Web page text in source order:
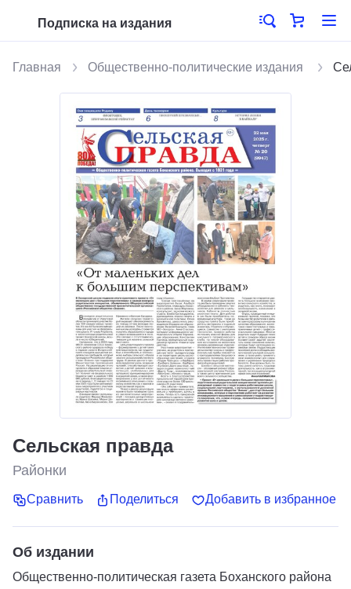
Подписка на издания
Главная Общественно-политические издания
Сельская правда
Районки
Сравнить Поделиться Добавить в избранное
Об издании
Общественно-политическая газета Боханского района